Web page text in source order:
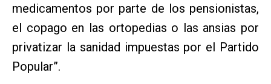
medicamentos por parte de los pensionistas,
el copago en las ortopedias o las ansias por
privatizar la sanidad impuestas por el Partido
Popular”.